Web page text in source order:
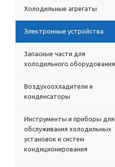
Холодильные агрегаты
Электронные устройства
Запасные части для
холодильного оборудования
Воздухоохладители и
конденсаторы
Инструменты и приборы для
обслуживания холодильных
установок и систем
кондиционирования